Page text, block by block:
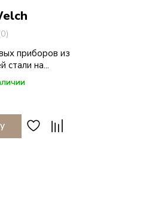
приборов из
на...